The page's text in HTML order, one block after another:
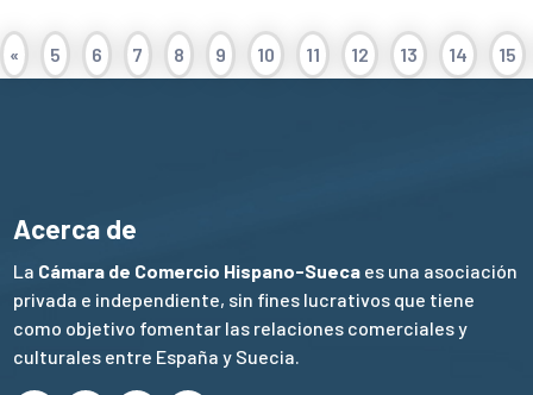
« 5 6 7 8 9 10 11 12 13 14 15
Acerca de
La Cámara de Comercio Hispano-Sueca es una asociación
privada e independiente, sin fines lucrativos que tiene
como objetivo fomentar las relaciones comerciales y
culturales entre España y Suecia.